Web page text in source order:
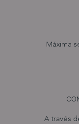
Máxima
A través